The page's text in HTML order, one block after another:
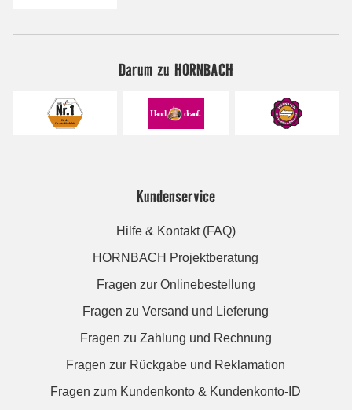
Darum zu HORNBACH
Kundenservice
Hilfe & Kontakt (FAQ)
HORNBACH Projektberatung
Fragen zur Onlinebestellung
Fragen zu Versand und Lieferung
Fragen zu Zahlung und Rechnung
Fragen zur Rückgabe und Reklamation
Fragen zum Kundenkonto & Kundenkonto-ID